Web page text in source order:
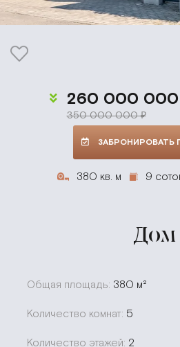
260 000 000
350 000 000 ₽
ЗАБРОНИРОВАТЬ
380 кв. м 9
Дом
Общая площадь: 380 м²
Количество комнат: 5
Количество этажей: 2